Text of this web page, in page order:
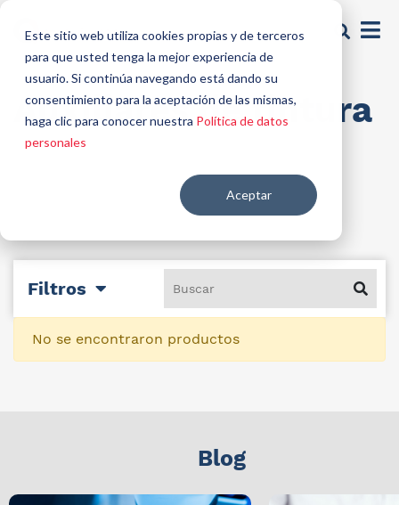
Este sitio web utiliza cookies propias y de terceros
para que usted tenga la mejor experiencia de
usuario. Si continúa navegando está dando su
consentimiento para la aceptación de las mismas,
haga clic para conocer nuestra Política de datos
personales
Aceptar
Auxiliares de tintura
Filtros
No se encontraron productos
Blog